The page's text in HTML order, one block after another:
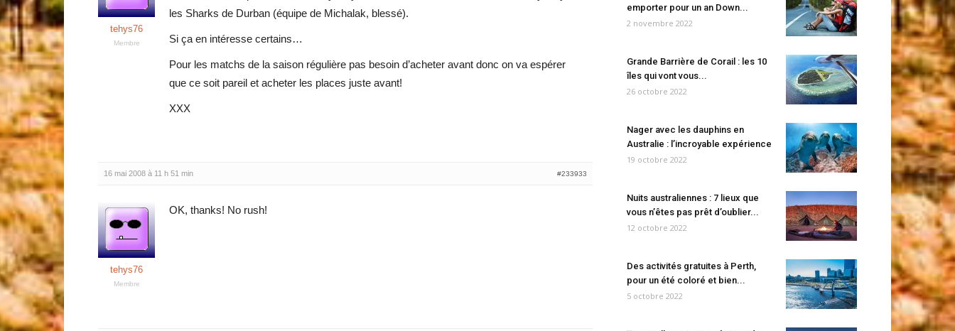
tehys76
Membre
les Sharks de Durban (équipe de Michalak, blessé).
Si ça en intéresse certains…
Pour les matchs de la saison régulière pas besoin d’acheter avant donc on va espérer
que ce soit pareil et acheter les places juste avant!
XXX
16 mai 2008 à 11 h 51 min #233933
tehys76
Membre
OK, thanks! No rush!
emporter pour un an Down...
2 novembre 2022
Grande Barrière de Corail : les 10
îles qui vont vous...
26 octobre 2022
Nager avec les dauphins en
Australie : l’incroyable expérience
19 octobre 2022
Nuits australiennes : 7 lieux que
vous n’êtes pas prêt d’oublier...
12 octobre 2022
Des activités gratuites à Perth,
pour un été coloré et bien...
5 octobre 2022